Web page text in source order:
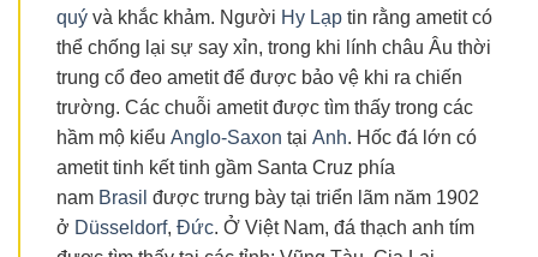
quý và khắc khảm. Người Hy Lạp tin rằng ametit có
thể chống lại sự say xỉn, trong khi lính châu Âu thời
trung cổ đeo ametit để được bảo vệ khi ra chiến
trường. Các chuỗi ametit được tìm thấy trong các
hầm mộ kiểu Anglo-Saxon tại Anh. Hốc đá lớn có
ametit tinh kết tinh gầm Santa Cruz phía
nam Brasil được trưng bày tại triển lãm năm 1902
ở Düsseldorf, Đức. Ở Việt Nam, đá thạch anh tím